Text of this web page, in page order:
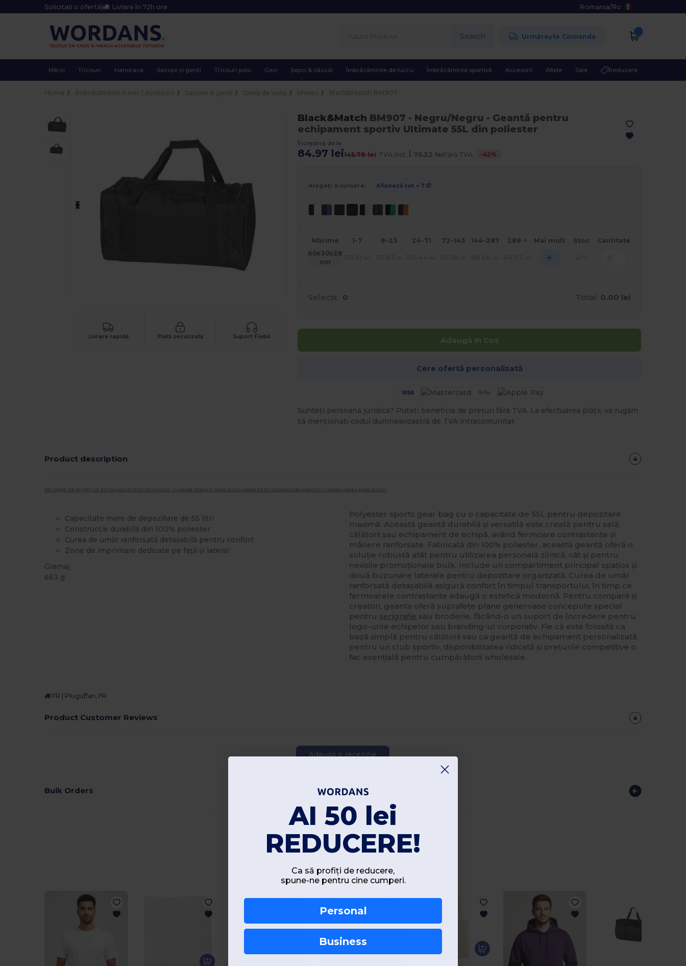
Solicitați o ofertă | Livrare în 72h ore Romania/Ro
Search Urmărește Comanda
Mărci Tricouri Hanorace Sacoșe și genți Tricouri polo Geci Șepci & căciuli Îmbrăcăminte de lucru Îmbrăcăminte sportivă Accesorii Altele Sale Reducere
Livrare rapidă Plată securizată Suport Fiabil
Black&Match BM907 - Negru/Negru - Geantă pentru
echipament sportiv Ultimate 55L din poliester
Începând de la
84.97 lei145.78 lei TVA incl. | 70.22 lei Fără TVA. -42%
Alegeți o culoare: Afișează tot + 7
Mărime 1-7 8-23 24-71 72-143 144-287 288 + Mai mult Stoc
Cantitate
60x30x28
cm
+
Selecții: 0 Total: 0.00 lei
Adaugă în Coș
Cere ofertă personalizată
Sunteți persoană juridică? Puteți beneficia de prețuri fără TVA. La efectuarea plății, va rugăm
să menționati codul dumneavoastră de TVA intracomunitar.
Product description
Vă rugăm să rețineți că, din cauza calibrării ecranului, culoarea imaginii produsului poate să nu corespundă exact cu culoarea reală a produsului.
Capacitate mare de depozitare de 55 litri
Construcție durabilă din 100% poliester
Curea de umăr ranforsată detașabilă pentru confort
Zone de imprimare dedicate pe față și lateral
Gramaj
663 g.
Polyester sports gear bag cu o capacitate de 55L pentru depozitare
maximă. Această geantă durabilă și versatilă este creată pentru sală,
călătorii sau echipament de echipă, având fermoare contrastante și
mânere ranforsate. Fabricată din 100% poliester, această geantă oferă o
soluție robustă atât pentru utilizarea personală zilnică, cât și pentru
nevoile promoționale bulk. Include un compartiment principal spațios și
două buzunare laterale pentru depozitare organizată. Curea de umăr
ranforsată detașabilă asigură confort în timpul transportului, în timp ce
fermoarele contrastante adaugă o estetică modernă. Pentru companii și
creatori, geanta oferă suprafețe plane generoase concepute special
pentru serigrafie sau broderie, făcând-o un suport de încredere pentru
logo-urile echipelor sau branding-ul corporativ. Fie că este folosită ca
bază simplă pentru călătorii sau ca geantă de echipament personalizată
pentru un club sportiv, disponibilitatea ridicată și prețurile competitive o
fac esențială pentru cumpărătorii wholesale.
FR | Pluguffan, FR
Product Customer Reviews
Adaugă o recenzie
Bulk Orders
AI 50 lei
REDUCERE!
Ca să profiți de reducere,
spune-ne pentru cine cumperi.
Personal
Business